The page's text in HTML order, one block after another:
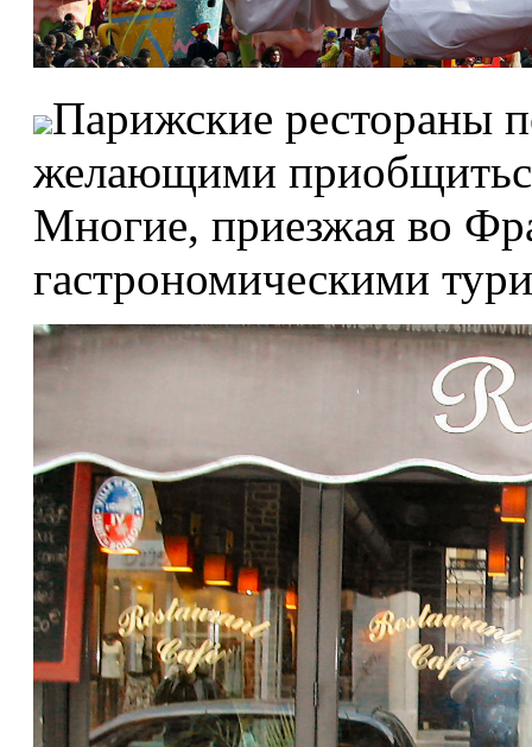
Парижские рестораны
желающими
Многие, приезжая во
гастрономическими